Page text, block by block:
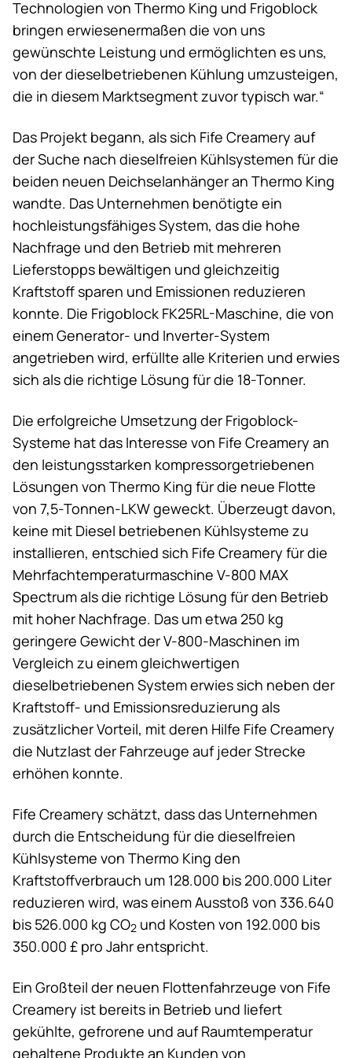
Technologien von Thermo King und Frigoblock
bringen erwiesenermaßen die von uns
gewünschte Leistung und ermöglichten es uns,
von der dieselbetriebenen Kühlung umzusteigen,
die in diesem Marktsegment zuvor typisch war.“
Das Projekt begann, als sich Fife Creamery auf
der Suche nach dieselfreien Kühlsystemen für die
beiden neuen Deichselanhänger an Thermo King
wandte. Das Unternehmen benötigte ein
hochleistungsfähiges System, das die hohe
Nachfrage und den Betrieb mit mehreren
Lieferstopps bewältigen und gleichzeitig
Kraftstoff sparen und Emissionen reduzieren
konnte. Die Frigoblock FK25RL-Maschine, die von
einem Generator- und Inverter-System
angetrieben wird, erfüllte alle Kriterien und erwies
sich als die richtige Lösung für die 18-Tonner.
Die erfolgreiche Umsetzung der Frigoblock-
Systeme hat das Interesse von Fife Creamery an
den leistungsstarken kompressorgetriebenen
Lösungen von Thermo King für die neue Flotte
von 7,5-Tonnen-LKW geweckt. Überzeugt davon,
keine mit Diesel betriebenen Kühlsysteme zu
installieren, entschied sich Fife Creamery für die
Mehrfachtemperaturmaschine V-800 MAX
Spectrum als die richtige Lösung für den Betrieb
mit hoher Nachfrage. Das um etwa 250 kg
geringere Gewicht der V-800-Maschinen im
Vergleich zu einem gleichwertigen
dieselbetriebenen System erwies sich neben der
Kraftstoff- und Emissionsreduzierung als
zusätzlicher Vorteil, mit deren Hilfe Fife Creamery
die Nutzlast der Fahrzeuge auf jeder Strecke
erhöhen konnte.
Fife Creamery schätzt, dass das Unternehmen
durch die Entscheidung für die dieselfreien
Kühlsysteme von Thermo King den
Kraftstoffverbrauch um 128.000 bis 200.000 Liter
reduzieren wird, was einem Ausstoß von 336.640
bis 526.000 kg CO2 und Kosten von 192.000 bis
350.000 £ pro Jahr entspricht.
Ein Großteil der neuen Flottenfahrzeuge von Fife
Creamery ist bereits in Betrieb und liefert
gekühlte, gefrorene und auf Raumtemperatur
gehaltene Produkte an Kunden von